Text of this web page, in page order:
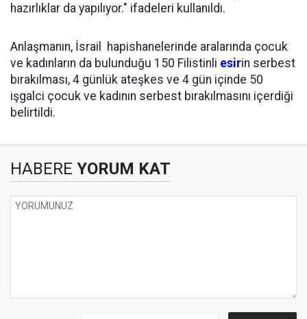
hazırlıklar da yapılıyor." ifadeleri kullanıldı.
Anlaşmanın, İsrail hapishanelerinde aralarında çocuk
ve kadınların da bulunduğu 150 Filistinli esirin serbest
bırakılması, 4 günlük ateşkes ve 4 gün içinde 50
işgalci çocuk ve kadının serbest bırakılmasını içerdiği
belirtildi.
HABERE YORUM KAT